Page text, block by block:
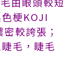
梗KOJI
較誇張；
毛，睫毛